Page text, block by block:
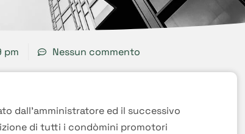
pm Nessun commento
dall’amministratore ed il successivo
di tutti i condòmini promotori